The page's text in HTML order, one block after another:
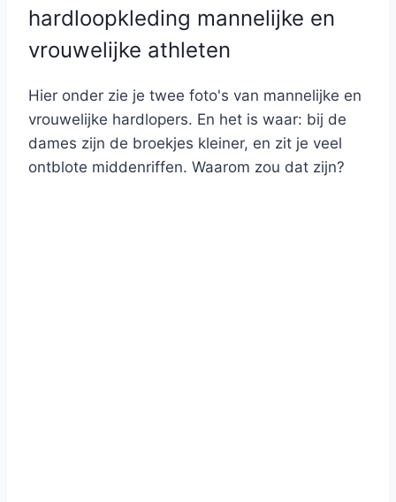
hardloopkleding mannelijke en
vrouwelijke athleten
Hier onder zie je twee foto's van mannelijke en
vrouwelijke hardlopers. En het is waar: bij de
dames zijn de broekjes kleiner, en zit je veel
ontblote middenriffen. Waarom zou dat zijn?